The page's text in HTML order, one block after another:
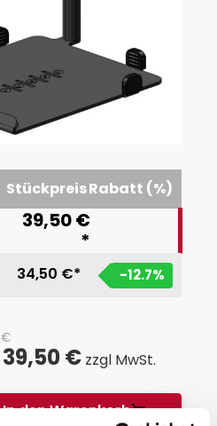
StückpreisRabatt (%)
39,50 €
*
34,50 €* -12.7%
39,50 € zzgl MwSt.
€
In den Warenkorb